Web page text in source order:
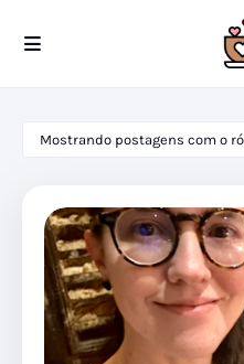
Mostrando postagens com o